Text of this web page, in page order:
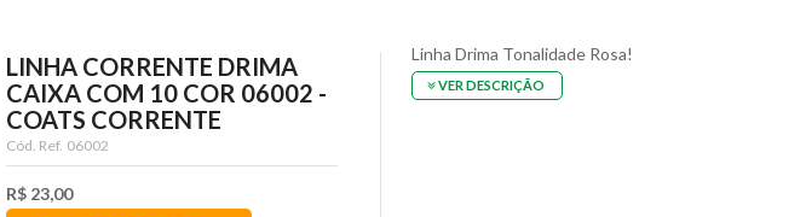
LINHA CORRENTE DRIMA
CAIXA COM 10 COR 06002 -
COATS CORRENTE
Cód. Ref. 06002
R$ 23,00
Linha Drima Tonalidade Rosa!
VER DESCRIÇÃO